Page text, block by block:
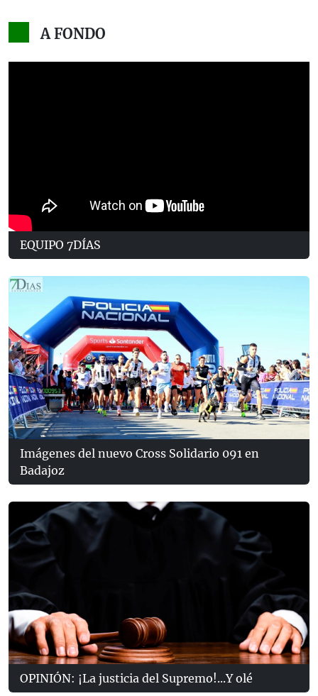
A FONDO
EQUIPO 7DÍAS
Imágenes del nuevo Cross Solidario 091 en
Badajoz
OPINIÓN: ¡La justicia del Supremo!...Y olé